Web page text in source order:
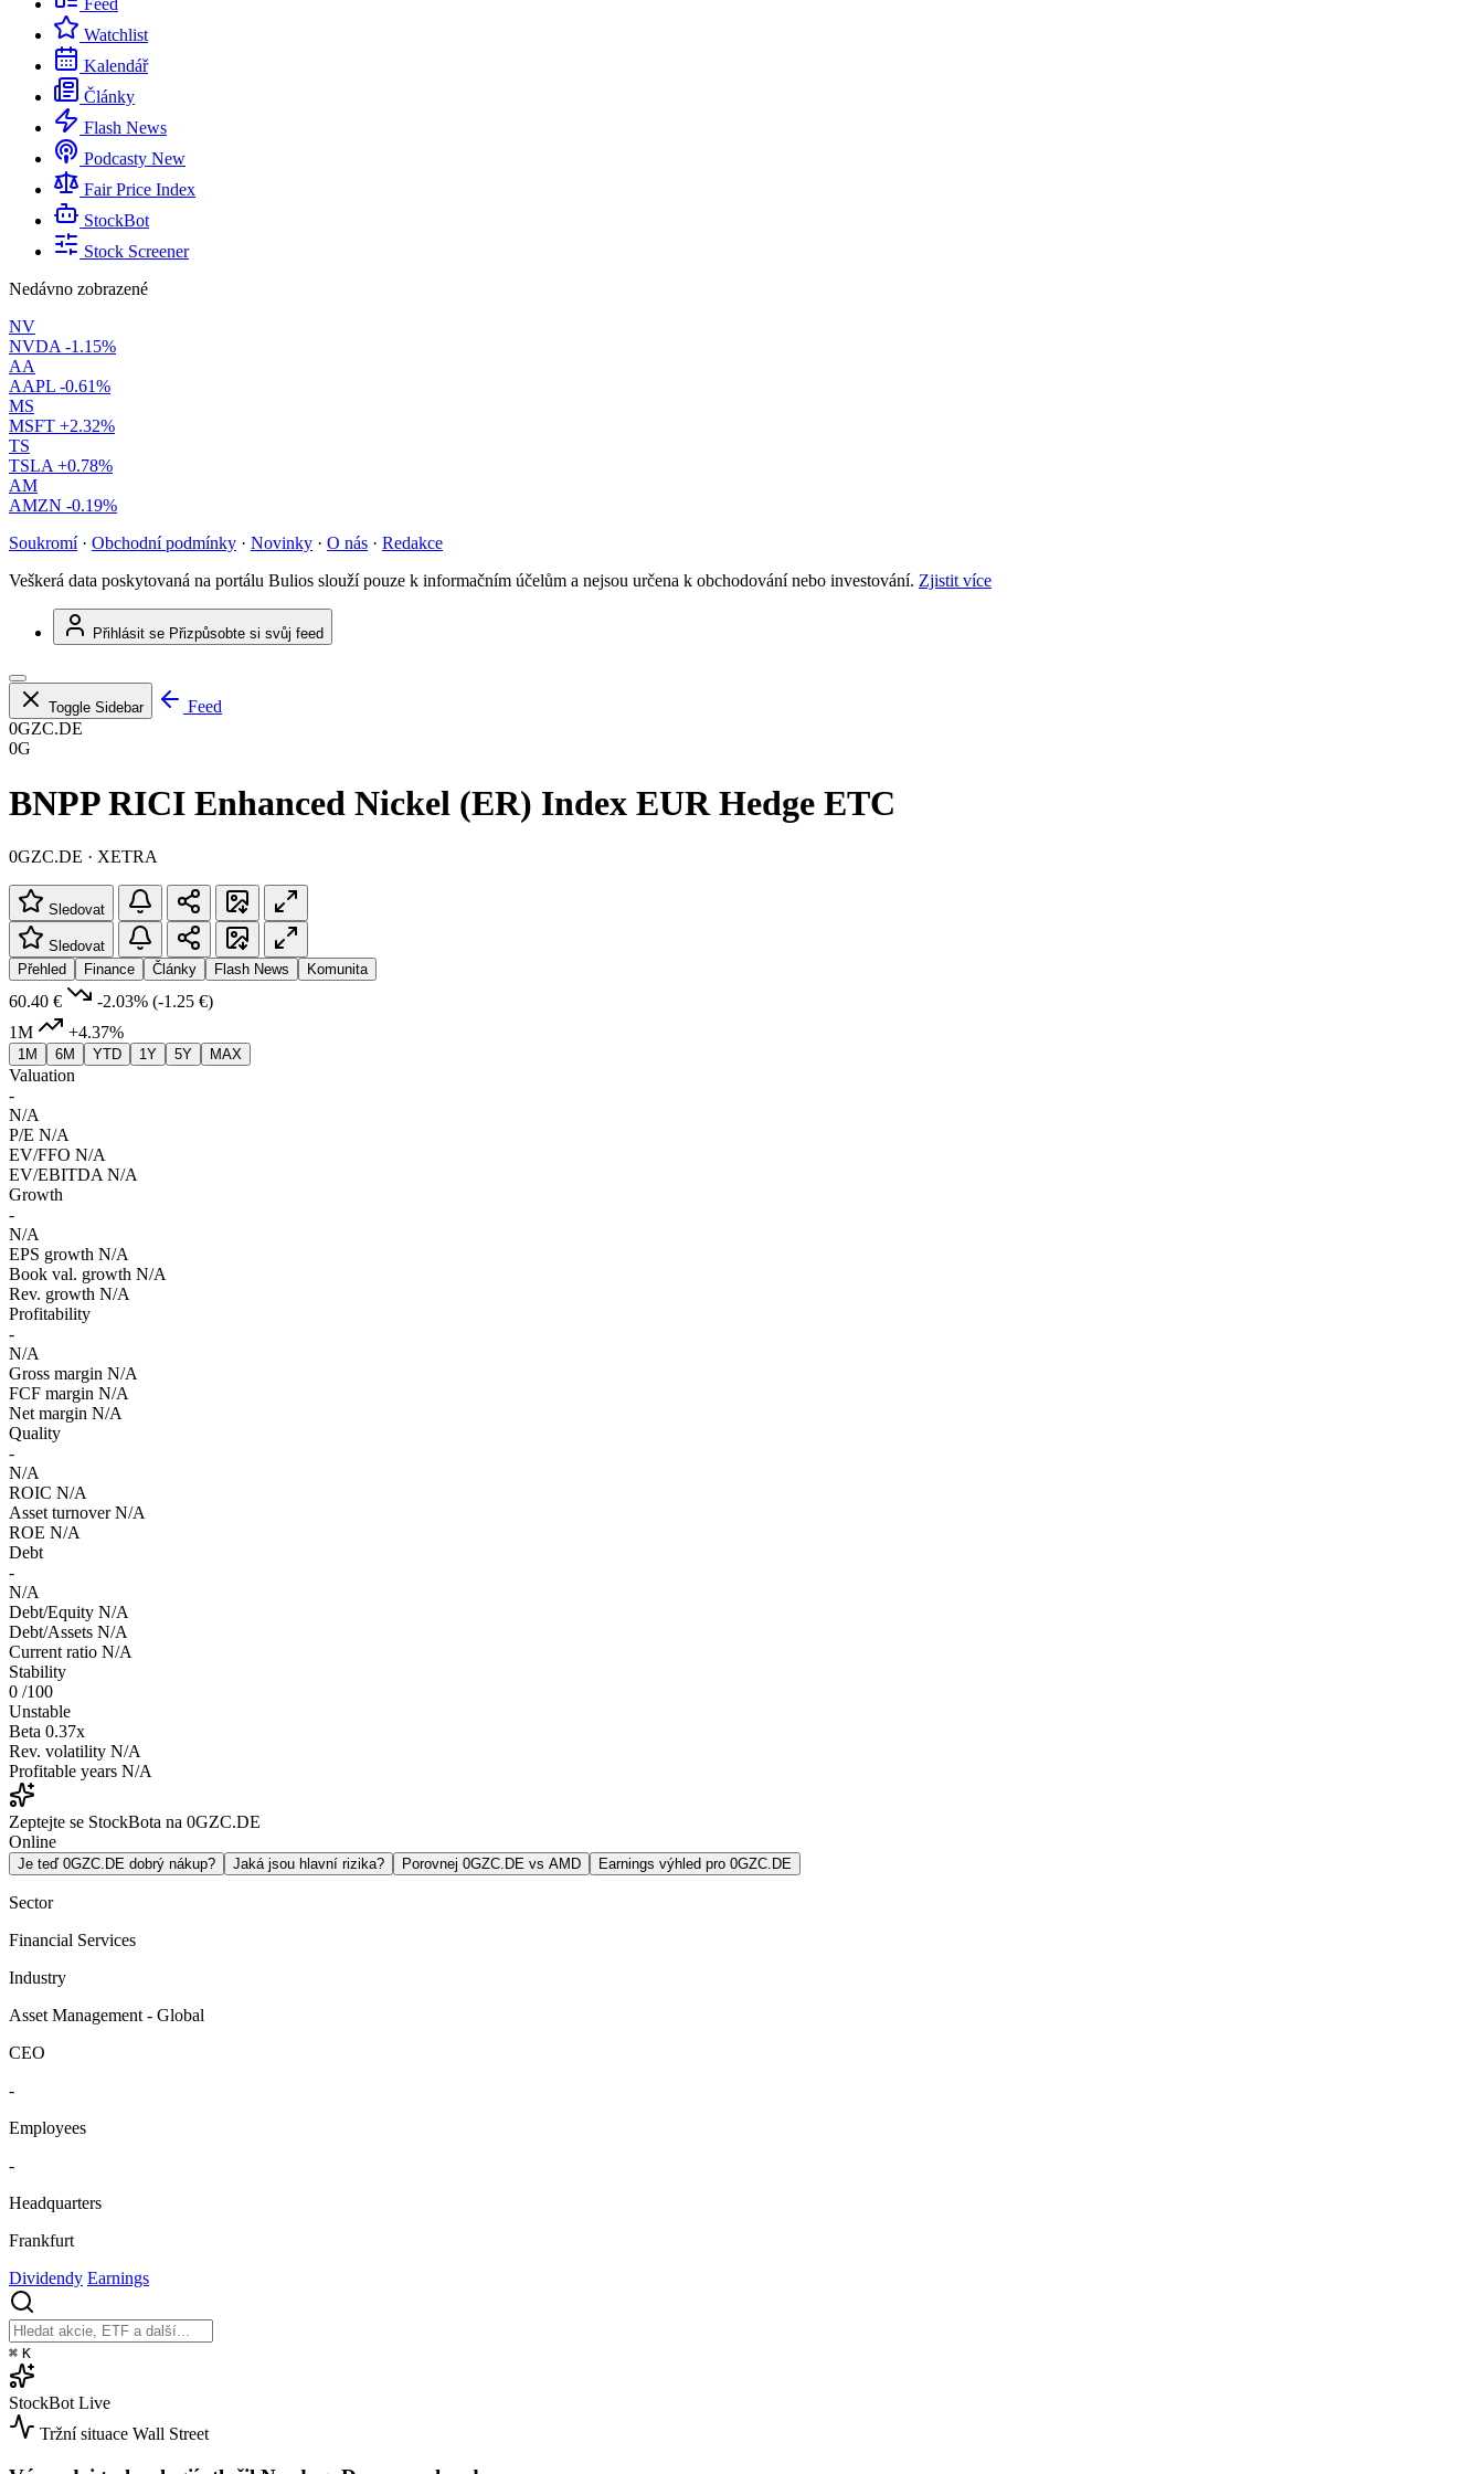
Feed
Watchlist
Kalendář
Články
Flash News
Podcasty New
Fair Price Index
StockBot
Stock Screener
Nedávno zobrazené
NV
NVDA -1.15%
AA
AAPL -0.61%
MS
MSFT +2.32%
TS
TSLA +0.78%
AM
AMZN -0.19%
Soukromí · Obchodní podmínky · Novinky · O nás · Redakce
Veškerá data poskytovaná na portálu Bulios slouží pouze k informačním účelům a nejsou určena k obchodování nebo investování. Zjistit více
Přihlásit se Přizpůsobte si svůj feed
Toggle Sidebar
Feed
0GZC.DE
0G
BNPP RICI Enhanced Nickel (ER) Index EUR Hedge ETC
0GZC.DE · XETRA
Sledovat
Sledovat
Přehled
Finance Články Flash News Komunita
60.40 € -2.03% (-1.25 €)
1M
+4.37%
1M 6M YTD 1Y 5Y MAX
Valuation
-
N/A
P/E N/A
EV/FFO N/A
EV/EBITDA N/A
Growth
-
N/A
EPS growth N/A
Book val. growth N/A
Rev. growth N/A
Profitability
-
N/A
Gross margin N/A
FCF margin N/A
Net margin N/A
Quality
-
N/A
ROIC N/A
Asset turnover N/A
ROE N/A
Debt
-
N/A
Debt/Equity N/A
Debt/Assets N/A
Current ratio N/A
Stability
0 /100
Unstable
Beta 0.37x
Rev. volatility N/A
Profitable years N/A
Zeptejte se StockBota na 0GZC.DE
Online
Je teď 0GZC.DE dobrý nákup? Jaká jsou hlavní rizika? Porovnej 0GZC.DE vs AMD Earnings výhled pro 0GZC.DE
Sector
Financial Services
Industry
Asset Management - Global
CEO
-
Employees
-
Headquarters
Frankfurt
Dividendy Earnings
⌘ K
StockBot Live
Tržní situace Wall Street